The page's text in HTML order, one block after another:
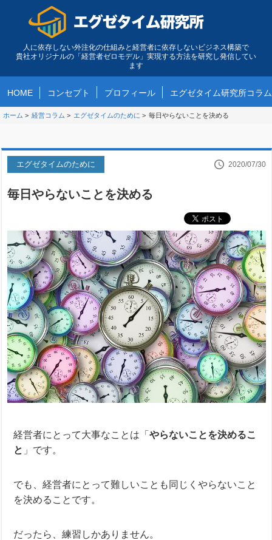
人に依存しない外注化の仕組みと経営者に依存しないビジネス構築で
貴社オリジナルの「経営者ゼロモデル」実現する方法を研究し発信してい
ます
HOME コンセプト プロフィール エグゼタイム研究所コラム
ホーム > 経営コラム > エグゼタイムのために > 毎日やらないことを決める
エグゼタイムのために 2020/07/30
毎日やらないことを決める
経営者にとって大事なことは「 やらないことを決めるこ
と 」です。
でも、経営者にとって難しいことも同じくやらないこと
を決めることです。
だったら、練習しかありません。